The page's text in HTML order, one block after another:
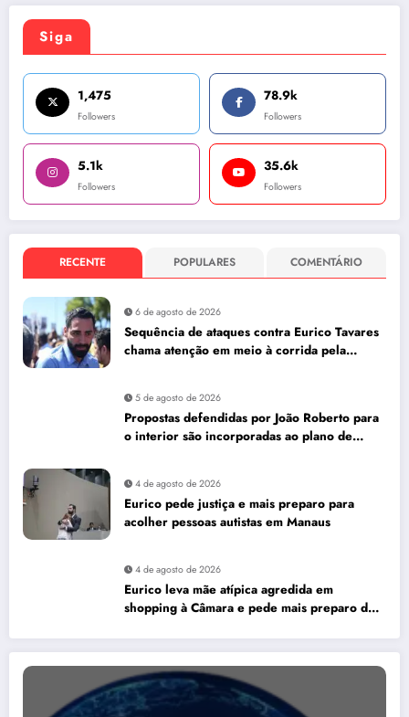
Siga
1,475
Followers
78.9k
Followers
5.1k
Followers
35.6k
Followers
RECENTE POPULARES COMENTÁRIO
6 de agosto de 2026
Sequência de ataques contra Eurico Tavares
chama atenção em meio à corrida pela
5 de agosto de 2026
Propostas defendidas por João Roberto para
o interior são incorporadas ao plano de
4 de agosto de 2026
Eurico pede justiça e mais preparo para
acolher pessoas autistas em Manaus
4 de agosto de 2026
Eurico leva mãe atípica agredida em
shopping à Câmara e pede mais preparo dos